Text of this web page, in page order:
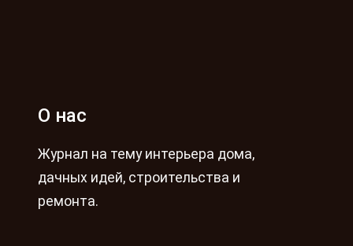
О нас
Журнал на тему интерьера дома,
дачных идей, строительства и
ремонта.